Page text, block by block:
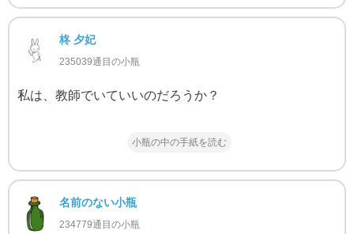
柊 夕妃
235039通目の小瓶
私は、教師でいていいのだろうか？
小瓶の中の手紙を読む
名前のない小瓶
234779通目の小瓶